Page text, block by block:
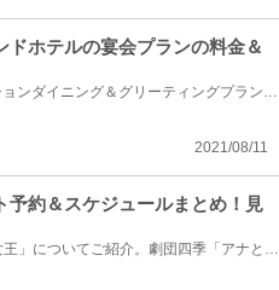
ドホテルの宴会プランの料金＆
東京ディズニーランドホテルのお祝いプラン「セレブレーションダイニング＆グリーティングプラン」を紹...
2021/08/11
予約＆スケジュールまとめ！見
2021年6月24日（木）より開幕する劇団四季「アナと雪の女王」についてご紹介。劇団四季「アナと雪の女王...